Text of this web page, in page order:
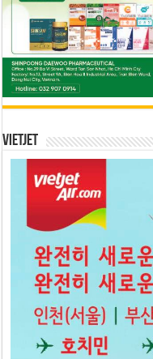
Vietjet